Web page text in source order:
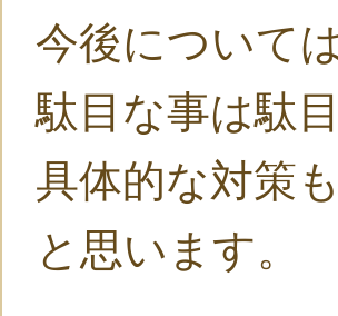
今後について
駄目な事は駄
具体的な対策
と思います。